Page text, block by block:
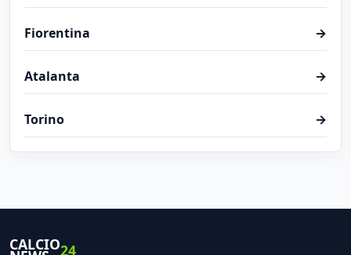
Fiorentina →
Atalanta →
Torino →
CALCIO24